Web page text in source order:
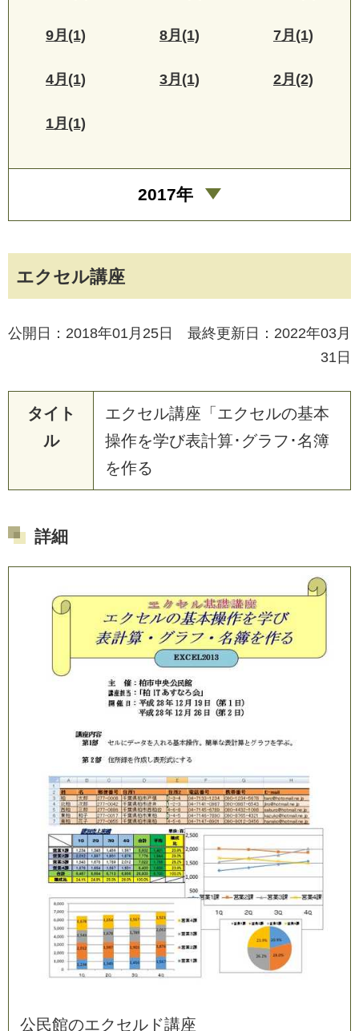
エクセル講座
公開日：2018年01月25日 最終更新日：2022年03月
31日
タイト
ル
エクセル講座 「 エクセルの基本
操作を学び表計算･ グラ フ ･名簿
を作る
詳細
公民館のエクセル ド講座
9月(1) 8月(1) 7月(1)
4月(1) 3月(1) 2月(2)
1月(1)
2017年